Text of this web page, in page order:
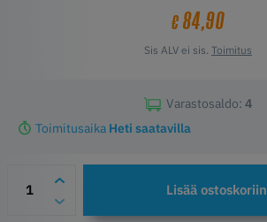
€84,90
Sis ALV ei sis. Toimitus
Varastosaldo: 4
Toimitusaika Heti saatavilla
Lisää ostoskoriin